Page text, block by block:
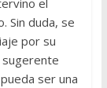
Sin duda, se
por su
ser una